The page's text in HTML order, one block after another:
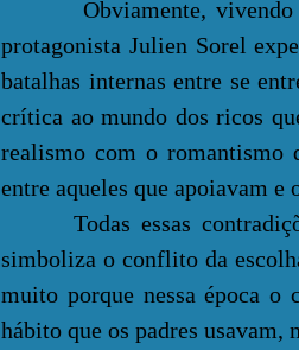
Obviamente, vivendo
protagonista Julien Sorel
batalhas internas entre se
crítica ao mundo dos ricos
realismo com o romantismo
entre aqueles que apoiavam e
Todas essas
simboliza o conflito da
muito porque nessa época
hábito que os padres usavam,